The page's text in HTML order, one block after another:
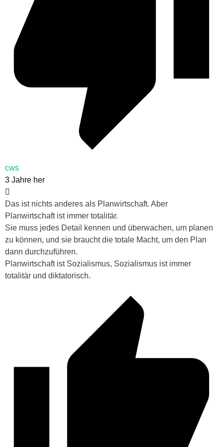
cws
3 Jahre her
Das ist nichts anderes als Planwirtschaft. Aber
Planwirtschaft ist immer totalitär.
Sie muss jedes Detail kennen und überwachen, um planen
zu können, und sie braucht die totale Macht, um den Plan
dann durchzuführen.
Planwirtschaft ist Sozialismus, Sozialismus ist immer
totalitär und diktatorisch.